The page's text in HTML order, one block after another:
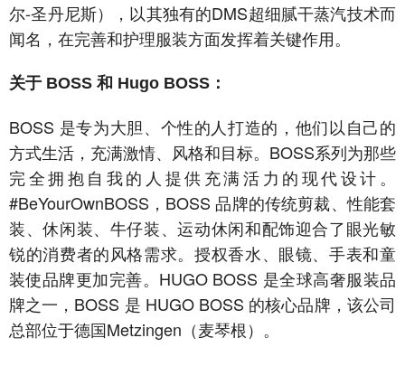
尔-圣丹尼斯），以其独有的DMS超细腻干蒸汽技术而
闻名，在完善和护理服装方面发挥着关键作用。
关于 BOSS 和 Hugo BOSS：
BOSS 是专为大胆、个性的人打造的，他们以自己的
方式生活，充满激情、风格和目标。BOSS系列为那些
完全拥抱自我的人提供充满活力的现代设计。
#BeYourOwnBOSS，BOSS 品牌的传统剪裁、性能套
装、休闲装、牛仔装、运动休闲和配饰迎合了眼光敏
锐的消费者的风格需求。授权香水、眼镜、手表和童
装使品牌更加完善。HUGO BOSS 是全球高奢服装品
牌之一，BOSS 是 HUGO BOSS 的核心品牌，该公司
总部位于德国Metzingen（麦琴根）。